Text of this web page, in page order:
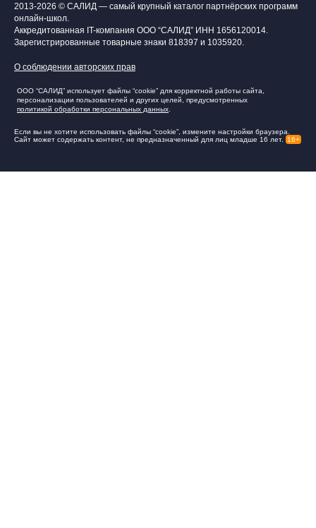
2013-2026 © САЛИД — самый крупный каталог партнёрских программ
онлайн-школ.
Аккредитованная IT-компания ООО “САЛИД” ИНН 1656120014.
Зарегистрированные товарные знаки 818397 и 1035920.
О соблюдении авторских прав
ООО “САЛИД” использует файлы “cookie” для корректной работы сайта,
персонализации пользователей и других целей, предусмотренных
политикой обработки персональных данных
Если вы не хотите использовать файлы “cookie”, измените настройки браузера.
Сайт может содержать контент, не предназначенный для лиц младше 16 лет.
16+